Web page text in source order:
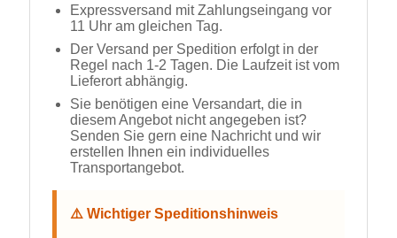
Expressversand mit Zahlungseingang vor
11 Uhr am gleichen Tag.
Der Versand per Spedition erfolgt in der
Regel nach 1-2 Tagen. Die Laufzeit ist vom
Lieferort abhängig.
Sie benötigen eine Versandart, die in
diesem Angebot nicht angegeben ist?
Senden Sie gern eine Nachricht und wir
erstellen Ihnen ein individuelles
Transportangebot.
⚠️ Wichtiger Speditionshinweis